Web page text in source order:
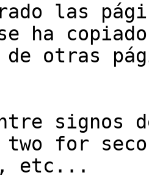
las
ha
otras
signos
for
etc...